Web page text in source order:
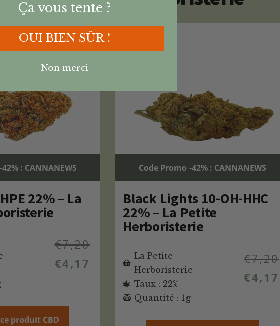
: CANNANEWS
22% – La
€7,20
€4,17
produit CBD
Code Promo -42% : CANNANEWS
Black Lights 10-OH-HHC
22% – La Petite
Herboristerie
La Petite
Herboristerie
Taux : 22%
Quantité : 1g
€7,20
€4,17
Ça vous tente ?
OUI BIEN SÛR !
Non merci